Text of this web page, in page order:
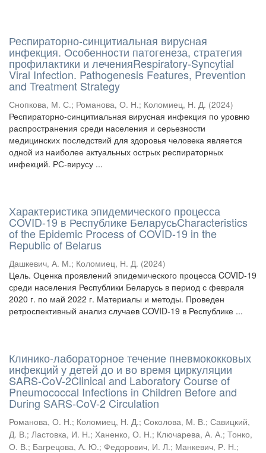
Респираторно-синцитиальная вирусная
инфекция. Особенности патогенеза, стратегия
профилактики и леченияRespiratory-Syncytial
Viral Infection. Pathogenesis Features, Prevention
and Treatment Strategy
Снопкова, М. С.; Романова, О. Н.; Коломиец, Н. Д. (2024)
Респираторно-синцитиальная вирусная инфекция по уровню
распространения среди населения и серьезности
медицинских последствий для здоровья человека является
одной из наиболее актуальных острых респираторных
инфекций. РС-вирусу ...
Характеристика эпидемического процесса
COVID-19 в Республике БеларусьCharacteristics
of the Epidemic Process of COVID-19 in the
Republic of Belarus
Дашкевич, А. М.; Коломиец, Н. Д. (2024)
Цель. Оценка проявлений эпидемического процесса COVID-19
среди населения Республики Беларусь в период с февраля
2020 г. по май 2022 г. Материалы и методы. Проведен
ретроспективный анализ случаев COVID-19 в Республике ...
Клинико-лабораторное течение пневмококковых
инфекций у детей до и во время циркуляции
SARS-CoV-2Clinical and Laboratory Course of
Pneumococcal Infections in Children Before and
During SARS-CoV-2 Circulation
Романова, О. Н.; Коломиец, Н. Д.; Соколова, М. В.; Савицкий,
Д. В.; Ластовка, И. Н.; Ханенко, О. Н.; Ключарева, А. А.; Тонко,
О. В.; Багрецова, А. Ю.; Федорович, И. Л.; Манкевич, Р. Н.;